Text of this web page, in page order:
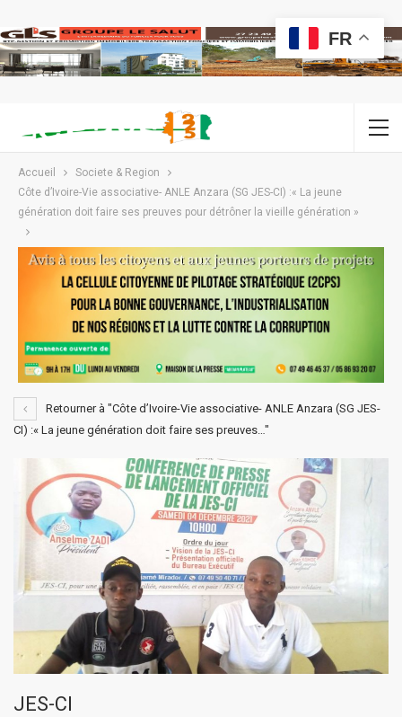
Accueil
Societe & Region
Côte d’Ivoire-Vie associative- ANLE Anzara (SG JES-CI) :« La jeune
génération doit faire ses preuves pour détrôner la vieille génération »
Retourner à "Côte d’Ivoire-Vie associative- ANLE Anzara (SG JES-
CI) :« La jeune génération doit faire ses preuves…"
JES-CI
FR